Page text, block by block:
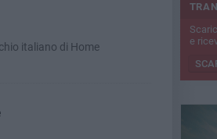
italiano di Home
e